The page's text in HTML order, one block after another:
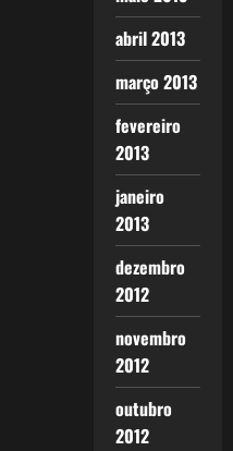
abril 2013
março 2013
fevereiro
2013
janeiro
2013
dezembro
2012
novembro
2012
outubro
2012